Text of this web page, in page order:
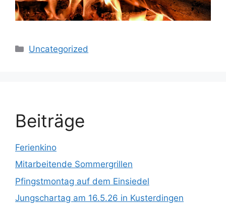
Kategorien
Uncategorized
Beiträge
Ferienkino
Mitarbeitende Sommergrillen
Pfingstmontag auf dem Einsiedel
Jungschartag am 16.5.26 in Kusterdingen